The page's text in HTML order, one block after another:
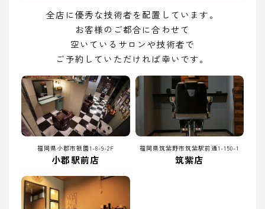
全店に優秀な技術者を配置しています。
お客様のご都合に合わせて
空いているサロンや技術者で
ご予約していただければ幸いです。
福岡県小郡市祇園1-8-9-2F
小郡駅前店
福岡県筑紫野市筑紫駅前通1-150-1
筑紫店